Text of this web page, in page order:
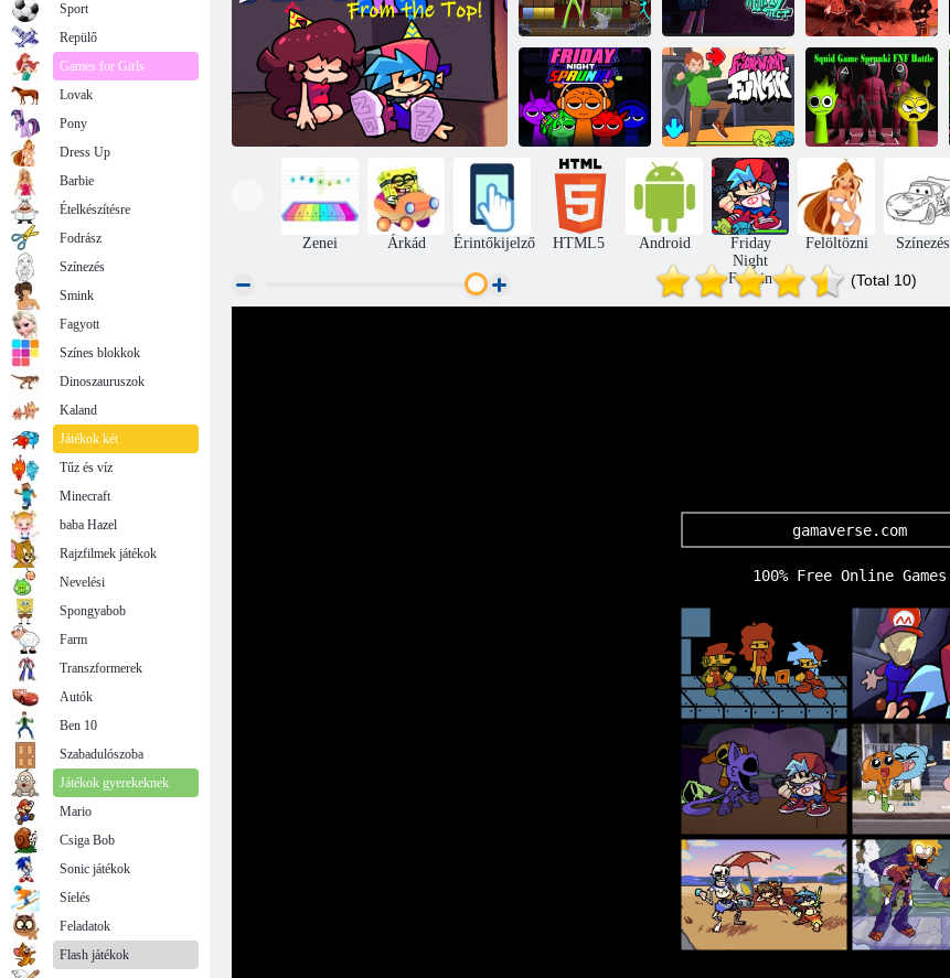
FNF Rush E:
Animáció vs.
Minecraft
Péntek este
Funkin Whitty
Erect
FNF: Véres
tengeri alsó
Friday Night
Sprunki v3
FNF: Digitális
őszinteség
Squid játék
Sprunki FNF
Battle
Zenei Árkád Érintőkijelző HTML5 Android
Friday
Night
Funkin
Felöltözni Színezés
(Total 10)
Sport
Repülő
Games for Girls
Lovak
Pony
Dress Up
Barbie
Ételkészítésre
Fodrász
Színezés
Smink
Fagyott
Színes blokkok
Dinoszauruszok
Kaland
Játékok két
Tűz és víz
Minecraft
baba Hazel
Rajzfilmek játékok
Nevelési
Spongyabob
Farm
Transzformerek
Autók
Ben 10
Szabadulószoba
Játékok gyerekeknek
Mario
Csiga Bob
Sonic játékok
Síelés
Feladatok
Flash játékok